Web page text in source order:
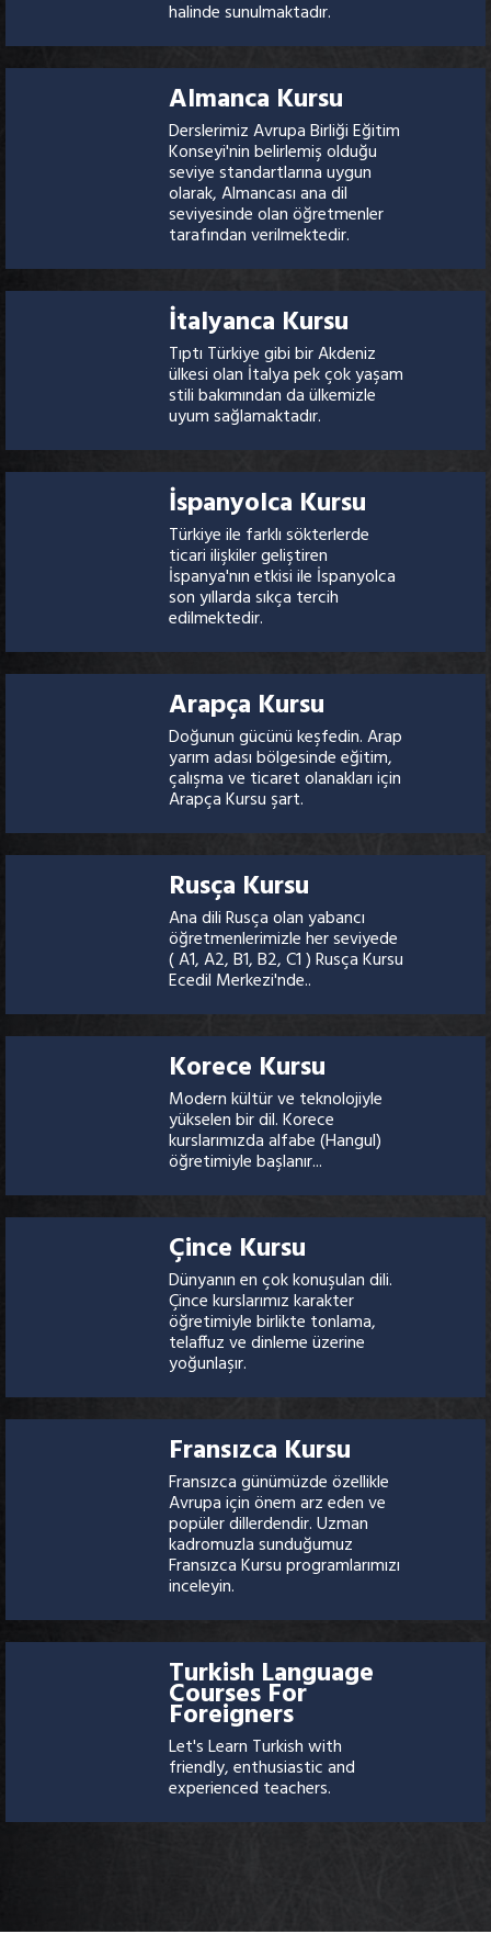
halinde sunulmaktadır.
Almanca Kursu
Derslerimiz Avrupa Birliği Eğitim
Konseyi'nin belirlemiş olduğu
seviye standartlarına uygun
olarak, Almancası ana dil
seviyesinde olan öğretmenler
tarafından verilmektedir.
İtalyanca Kursu
Tıptı Türkiye gibi bir Akdeniz
ülkesi olan İtalya pek çok yaşam
stili bakımından da ülkemizle
uyum sağlamaktadır.
İspanyolca Kursu
Türkiye ile farklı sökterlerde
ticari ilişkiler geliştiren
İspanya'nın etkisi ile İspanyolca
son yıllarda sıkça tercih
edilmektedir.
Arapça Kursu
Doğunun gücünü keşfedin. Arap
yarım adası bölgesinde eğitim,
çalışma ve ticaret olanakları için
Arapça Kursu şart.
Rusça Kursu
Ana dili Rusça olan yabancı
öğretmenlerimizle her seviyede
( A1, A2, B1, B2, C1 ) Rusça Kursu
Ecedil Merkezi'nde..
Korece Kursu
Modern kültür ve teknolojiyle
yükselen bir dil. Korece
kurslarımızda alfabe (Hangul)
öğretimiyle başlanır...
Çince Kursu
Dünyanın en çok konuşulan dili.
Çince kurslarımız karakter
öğretimiyle birlikte tonlama,
telaffuz ve dinleme üzerine
yoğunlaşır.
Fransızca Kursu
Fransızca günümüzde özellikle
Avrupa için önem arz eden ve
popüler dillerdendir. Uzman
kadromuzla sunduğumuz
Fransızca Kursu programlarımızı
inceleyin.
Turkish Language
Courses For
Foreigners
Let's Learn Turkish with
friendly, enthusiastic and
experienced teachers.